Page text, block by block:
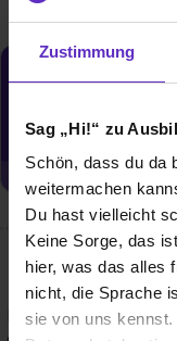
Zustimmung
Sag „Hi!“ zu
Schön, dass du da
weitermachen
Du hast vielleicht
Keine Sorge, das
hier, was das alles
nicht, die Sprache
sie von uns
Du möchtest
Die FDFP – Freie